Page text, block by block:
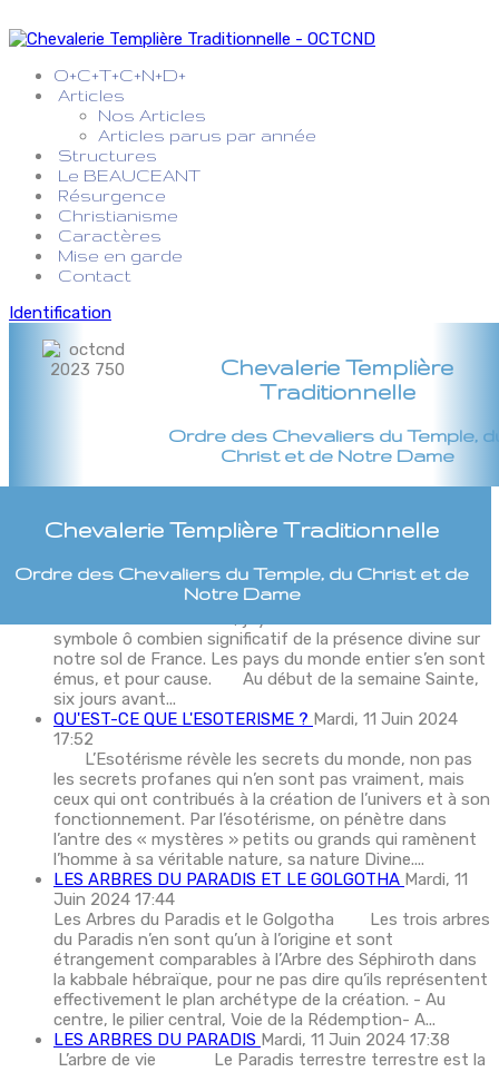
O+C+T+C+N+D+
Articles
Nos Articles
Articles parus par année
Structures
Le BEAUCEANT
Résurgence
Christianisme
Caractères
Mise en garde
Contact
Identification
Chevalerie Templière
Traditionnelle
Ordre des Chevaliers du Temple,
Christ et de Notre Dame
Chevalerie Templière Traditionnelle
Ordre des Chevaliers du Temple, du Christ et de
Notre Dame
Derniers Articles
Mardi, 11 Juin 2024 17:59
Il y a quatre ans, le 15 Avril 2019 brûlait à Paris la
symbole ô combien significatif de la présence divine sur
notre sol de France. Les pays du monde entier s’en sont
émus, et pour cause. Au début de la semaine Sainte,
six jours avant...
QU'EST-CE QUE L'ESOTERISME ? Mardi, 11 Juin 2024
17:52
L’Esotérisme révèle les secrets du monde, non pas
les secrets profanes qui n’en sont pas vraiment, mais
ceux qui ont contribués à la création de l’univers et à son
fonctionnement. Par l’ésotérisme, on pénètre dans
l’antre des « mystères » petits ou grands qui ramènent
l’homme à sa véritable nature, sa nature Divine....
LES ARBRES DU PARADIS ET LE GOLGOTHA Mardi, 11
Juin 2024 17:44
Les Arbres du Paradis et le Golgotha Les trois arbres
du Paradis n’en sont qu’un à l’origine et sont
étrangement comparables à l’Arbre des Séphiroth dans
la kabbale hébraïque, pour ne pas dire qu’ils représentent
effectivement le plan archétype de la création. - Au
centre, le pilier central, Voie de la Rédemption- A...
LES ARBRES DU PARADIS Mardi, 11 Juin 2024 17:38
L’arbre de vie Le Paradis terrestre terrestre est la